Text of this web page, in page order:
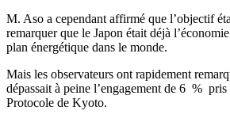
M. Aso a cependant affirmé que l’objectif
remarquer que le Japon était déjà
plan énergétique dans le monde.
Mais les observateurs ont rapidement
dépassait à peine l’engagement de 6 % pris
Protocole de Kyoto.